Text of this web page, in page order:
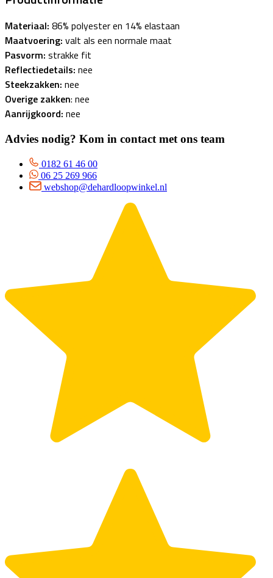
Materiaal: 86% polyester en 14% elastaan
Maatvoering: valt als een normale maat
Pasvorm: strakke fit
Reflectiedetails: nee
Steekzakken: nee
Overige zakken: nee
Aanrijgkoord: nee
Advies nodig? Kom in contact met ons team
0182 61 46 00
06 25 269 966
webshop@dehardloopwinkel.nl